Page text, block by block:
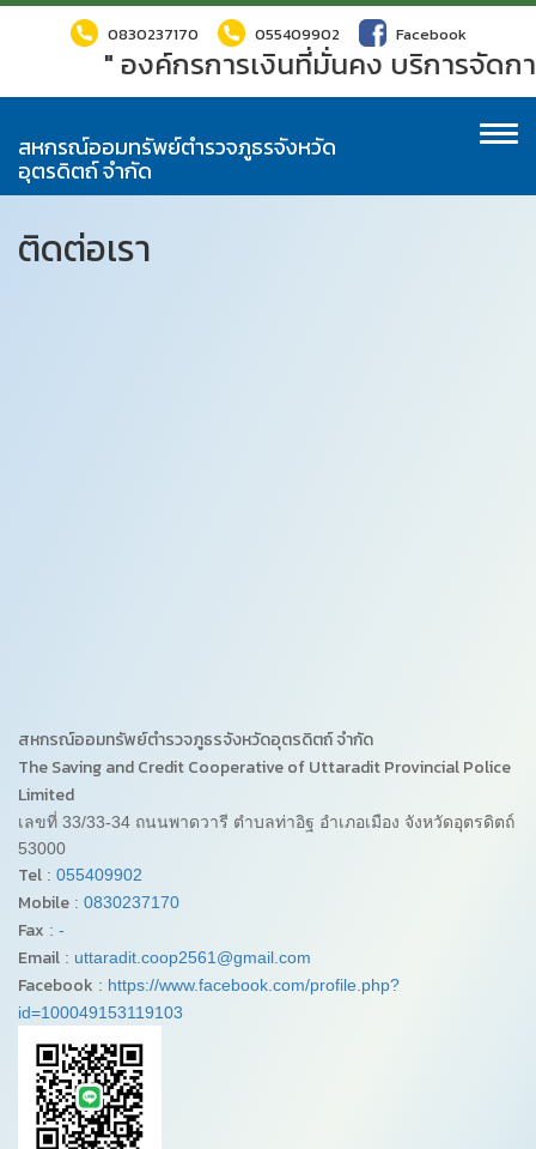
0830237170 055409902 Facebook
" องค์กรการเงินที่มั่นคง บริการจัดก
สหกรณ์ออมทรัพย์ตำรวจภูธรจังหวัด
อุตรดิตถ์ จำกัด
ติดต่อเรา
สหกรณ์ออมทรัพย์ตำรวจภูธรจังหวัดอุตรดิตถ์ จำกัด
The Saving and Credit Cooperative of Uttaradit Provincial Police
Limited
เลขที่ 33/33-34 ถนนพาดวารี ตำบลท่าอิฐ อำเภอเมือง จังหวัดอุตรดิตถ์
53000
Tel : 055409902
Mobile : 0830237170
Fax : -
Email : uttaradit.coop2561@gmail.com
Facebook : https://www.facebook.com/profile.php?
id=100049153119103